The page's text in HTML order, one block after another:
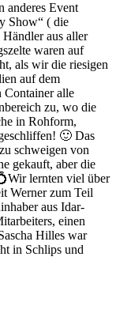
anderes Event
Show“ ( die
aus aller
waren auf
als wir die riesigen
auf dem
Container alle
zu, wo die
in Rohform,
🙂 Das
schweigen von
gekauft, aber die
lernten viel über
Werner zum Teil
aus Idar-
einen
Hilles war
in Schlips und